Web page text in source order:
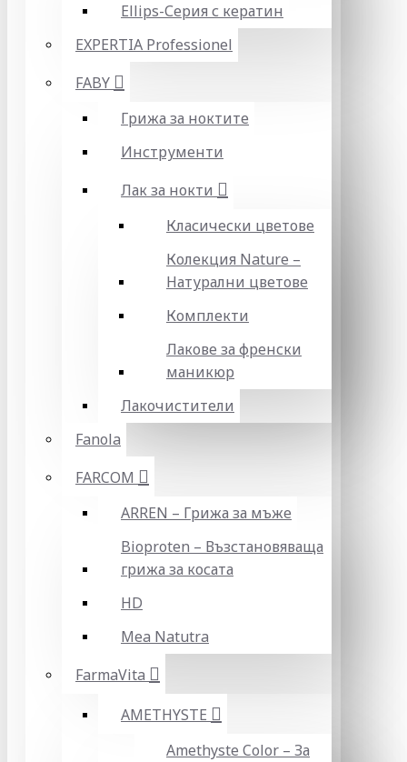
Ellips-Серия с кератин
EXPERTIA Professionel
FABY
Грижа за ноктите
Инструменти
Лак за нокти
Класически цветове
Колекция Nature –
Натурални цветове
Комплекти
Лакове за френски
маникюр
Лакочистители
Fanola
FARCOM
ARREN – Грижа за мъже
Bioproten – Възстановяваща
грижа за косата
HD
Mea Natutra
FarmaVita
AMETHYSTE
Amethyste Color – За